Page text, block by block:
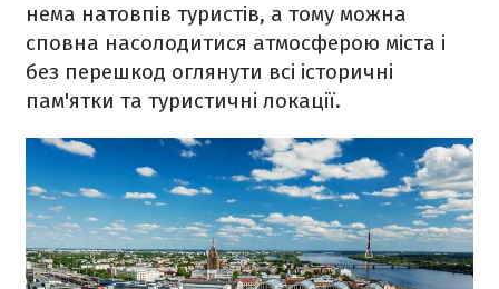
нема натовпів туристів, а тому можна
сповна насолодитися атмосферою міста і
без перешкод оглянути всі історичні
пам'ятки та туристичні локації.